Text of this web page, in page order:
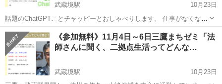
武蔵境駅
10月23日
話題のChatGPTことチャッピーとおしゃべりします。 仕事がなくなる
のか、才能発掘なるのか、期待と不安を感じますよね。先ずは友人と
してAIと接してみませんか。 持ち物：メアドの使えるスマホ、タブレ
ット、PC端末等 ...
東京 武蔵野市 武蔵境駅 セミナー
《参加無料》11月4日～6日三鷹まちゼミ「法
師さんに聞く、二拠点生活ってどんな…
武蔵境駅
10月23日